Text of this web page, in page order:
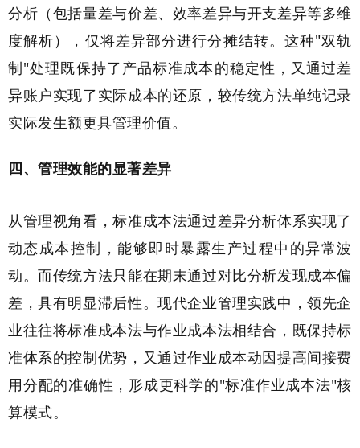
分析（包括量差与价差、效率差异与开支差异等多维
度解析），仅将差异部分进行分摊结转。这种"双轨
制"处理既保持了产品标准成本的稳定性，又通过差
异账户实现了实际成本的还原，较传统方法单纯记录
实际发生额更具管理价值。
四、管理效能的显著差异
从管理视角看，标准成本法通过差异分析体系实现了
动态成本控制，能够即时暴露生产过程中的异常波
动。而传统方法只能在期末通过对比分析发现成本偏
差，具有明显滞后性。现代企业管理实践中，领先企
业往往将标准成本法与作业成本法相结合，既保持标
准体系的控制优势，又通过作业成本动因提高间接费
用分配的准确性，形成更科学的"标准作业成本法"核
算模式。